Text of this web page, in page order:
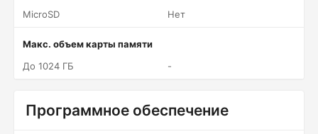
MicroSD
Нет
Макс. объем карты памяти
До 1024 ГБ
-
Программное обеспечение